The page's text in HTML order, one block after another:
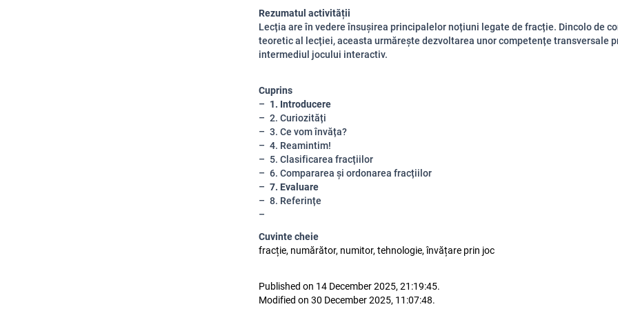
Rezumatul activității
Lecția are în vedere însușirea principalelor noțiuni legate de fracție. Dincolo de
teoretic al lecției, aceasta urmărește dezvoltarea unor competențe transversale
intermediul jocului interactiv.
Cuprins
1. Introducere
2. Curiozități
3. Ce vom învăța?
4. Reamintim!
5. Clasificarea fracțiilor
6. Compararea și ordonarea fracțiilor
7. Evaluare
8. Referințe
Cuvinte cheie
fracție, numărător, numitor, tehnologie, învățare prin joc
Published on 14 December 2025, 21:19:45.
Modified on 30 December 2025, 11:07:48.